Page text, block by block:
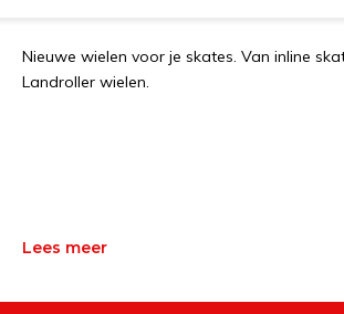
Nieuwe wielen voor je skates. Van inline
Landroller wielen.
Lees meer